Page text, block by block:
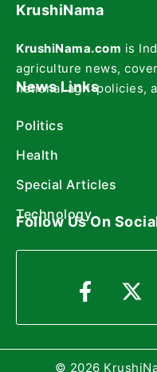
KrushiNama
KrushiNama.com is
agriculture news,
national agri-policies,
News Links
Politics
Health
Special Articles
Technology
Follow Us On
© 2026